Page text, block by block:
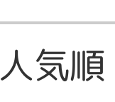
人気順